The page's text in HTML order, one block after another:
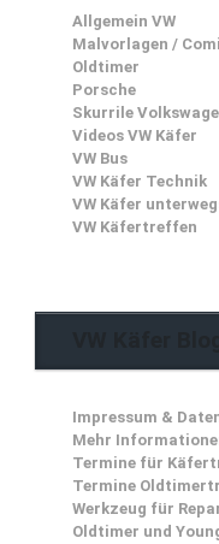
Allgemein VW
Malvorlagen /
Oldtimer
Porsche
Skurrile
Videos VW Käfer
VW Bus
VW Käfer Technik
VW Käfer
VW Käfertreffen
Impressum &
Mehr
Termine für
Termine
Werkzeug für
Oldtimer und